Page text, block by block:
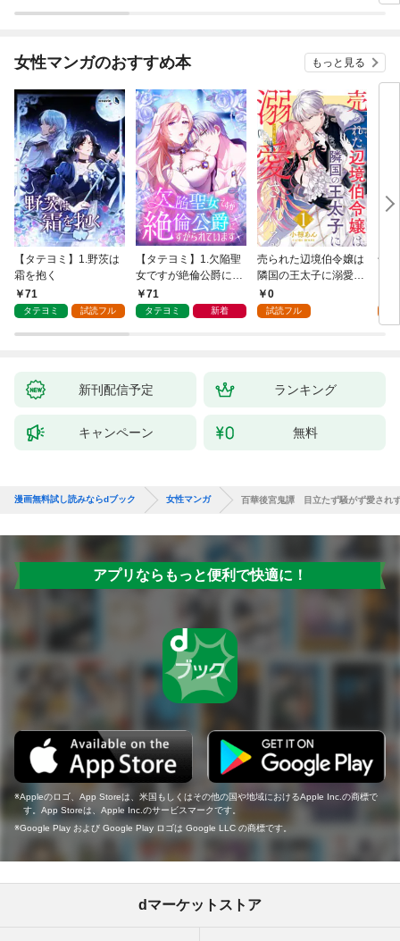
女性マンガのおすすめ本 もっと見る
【タテヨミ】1.野茨は
霜を抱く
71
タテヨミ 試読フル
【タテヨミ】1.欠陥聖
女ですが絶倫公爵にす
がられています
71
タテヨミ 新着
売られた辺境伯令嬢は
隣国の王太子に溺愛さ
れる 1
0
試読フル
千
家
新刊配信予定 ランキング
キャンペーン 無料
漫画無料試し読みならdブック 女性マンガ 百華後宮鬼譚 目立たず騒がず愛され
アプリならもっと便利で快適に！
Appleのロゴ、App Storeは、米国もしくはその他の国や地域におけるApple Inc.の商標で
す。App Storeは、Apple Inc.のサービスマークです。
Google Play および Google Play ロゴは Google LLC の商標です。
dマーケットストア